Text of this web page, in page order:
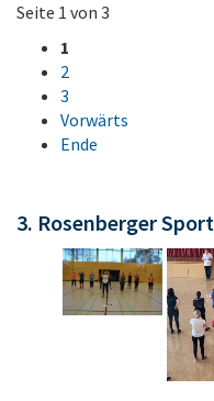
Seite 1 von 3
1
2
3
Vorwärts
Ende
3. Rosenberger